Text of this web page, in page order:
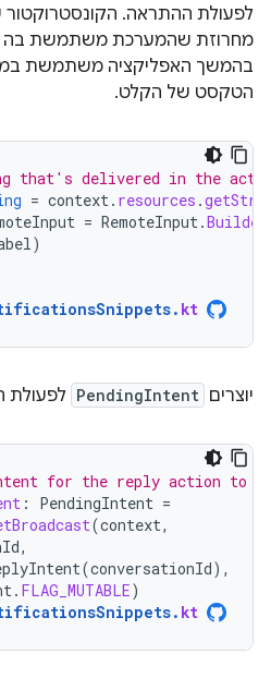
לפעולת ההתראה.
מחרוזת שהמערכת משתמשת
בהמשך האפליקציה משתמשת
הטקסט של הקלט.
that's delivered in the
= context . resources .
= RemoteInput .Builder
)
. kt
יוצרים PendingIntent לפעולת
for the reply action to
: PendingIntent =
(context,
,
(conversationId),
. FLAG_MUTABLE)
. kt